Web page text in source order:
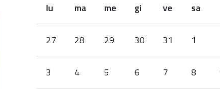
lu ma me gi ve sa
27 28 29 30 31 1
3 4 5 6 7 8